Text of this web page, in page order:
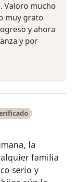
Valoro mucho
muy grato
y ahora
y por
la
familia
serio y